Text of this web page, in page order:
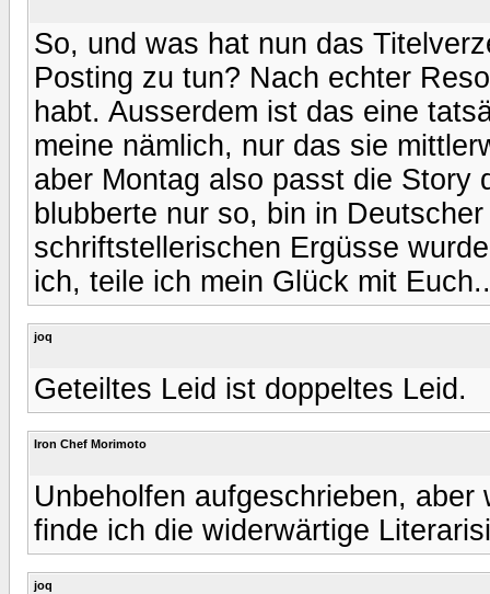
So, und was hat nun das
Posting zu tun? Nach echter
habt. Ausserdem ist das eine
meine nämlich, nur das sie
aber Montag also passt die
blubberte nur so, bin in
schriftstellerischen Ergüsse
ich, teile ich mein Glück mit
joq
Geteiltes Leid ist doppeltes Leid.
Iron Chef Morimoto
Unbeholfen aufgeschrieben,
finde ich die widerwärtige
joq